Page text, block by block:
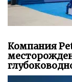
Компания